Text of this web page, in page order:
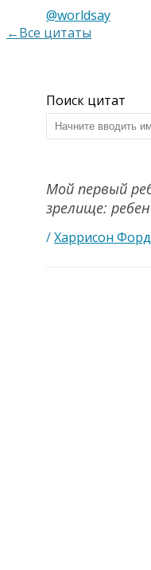
@worldsay
←Все цитаты
Поиск цитат
Мой первый
зрелище:
/Харрисон Форд